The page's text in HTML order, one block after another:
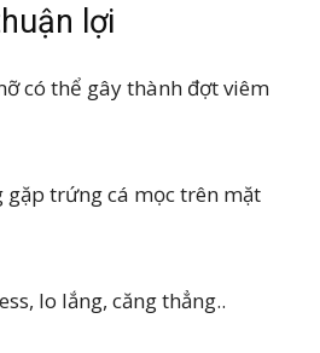
lợi
có thể gây thành đợt viêm
trứng cá mọc trên mặt
lo lắng, căng thẳng..